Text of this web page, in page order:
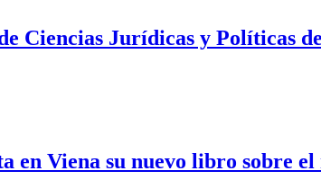
Ciencias Jurídicas y Políticas
en Viena su nuevo libro sobre